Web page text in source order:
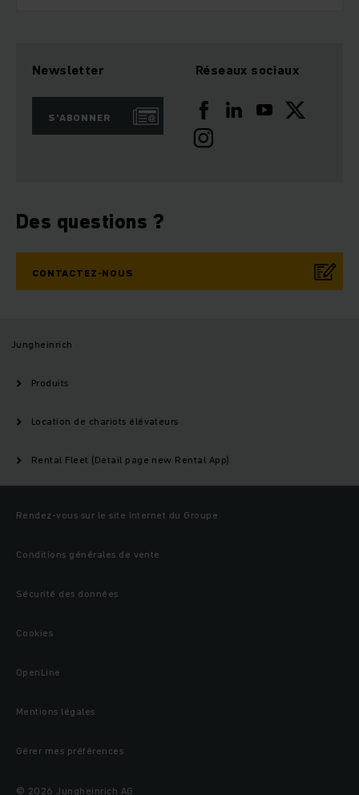
Newsletter
S'ABONNER
Réseaux sociaux
Des questions ?
CONTACTEZ-NOUS
Jungheinrich
Produits
Location de chariots élévateurs
Rental Fleet (Detail page new Rental App)
Rendez-vous sur le site Internet du Groupe
Conditions générales de vente
Sécurité des données
Cookies
OpenLine
Mentions légales
Gérer mes préférences
© 2026 Jungheinrich AG